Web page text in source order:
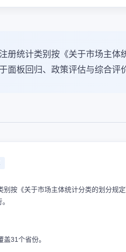
册统计类别按《关于市场主体
面板回归、政策评估与综合评
别按《关于市场主体统计分类的划分规
31个省份。